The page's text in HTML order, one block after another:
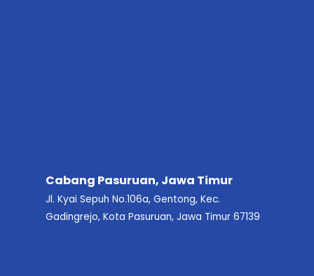
Cabang Pasuruan, Jawa Timur
Jl. Kyai Sepuh No.106a, Gentong, Kec.
Gadingrejo, Kota Pasuruan, Jawa Timur 67139